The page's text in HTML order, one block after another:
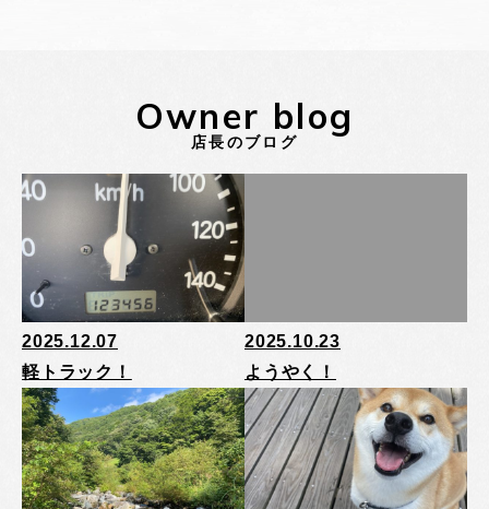
Owner blog
店長のブログ
2025.12.07
軽トラック！
2025.10.23
ようやく！